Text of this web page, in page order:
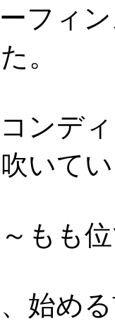
フィ
。
ンデ
いて
もも
始め